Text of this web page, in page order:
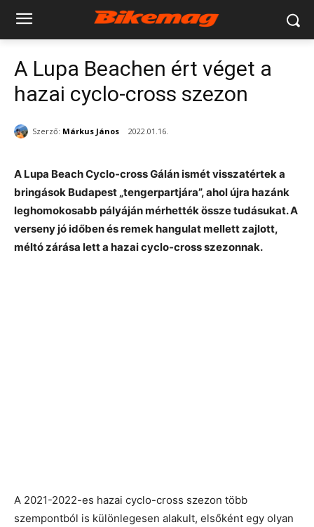
A Lupa Beachen ért véget a
hazai cyclo-cross szezon
Szerző: Márkus János 2022.01.16.
A Lupa Beach Cyclo-cross Gálán ismét visszatértek a
bringások Budapest „tengerpartjára”, ahol újra hazánk
leghomokosabb pályáján mérhették össze tudásukat. A
verseny jó időben és remek hangulat mellett zajlott,
méltó zárása lett a hazai cyclo-cross szezonnak.
A 2021-2022-es hazai cyclo-cross szezon több
szempontból is különlegesen alakult, elsőként egy olyan